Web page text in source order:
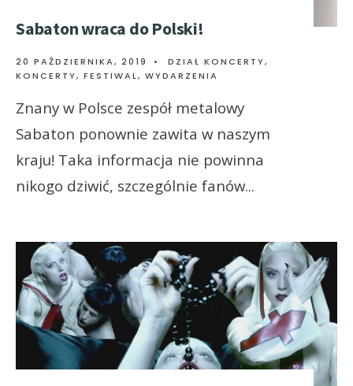
Sabaton wraca do Polski!
20 PAŹDZIERNIKA, 2019 • DZIAŁ KONCERTY,
KONCERTY, FESTIWAL, WYDARZENIA
Znany w Polsce zespół metalowy
Sabaton ponownie zawita w naszym
kraju! Taka informacja nie powinna
nikogo dziwić, szczególnie fanów...